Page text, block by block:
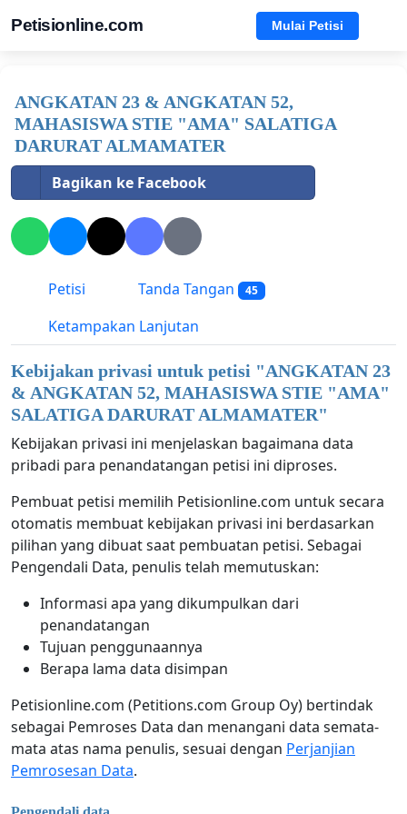
Petisionline.com Mulai Petisi
ANGKATAN 23 & ANGKATAN 52,
MAHASISWA STIE "AMA" SALATIGA
DARURAT ALMAMATER
Bagikan ke Facebook
Petisi Tanda Tangan 45
Ketampakan Lanjutan
Kebijakan privasi untuk petisi "ANGKATAN 23
& ANGKATAN 52, MAHASISWA STIE "AMA"
SALATIGA DARURAT ALMAMATER"
Kebijakan privasi ini menjelaskan bagaimana data
pribadi para penandatangan petisi ini diproses.
Pembuat petisi memilih Petisionline.com untuk secara
otomatis membuat kebijakan privasi ini berdasarkan
pilihan yang dibuat saat pembuatan petisi. Sebagai
Pengendali Data, penulis telah memutuskan:
Informasi apa yang dikumpulkan dari
penandatangan
Tujuan penggunaannya
Berapa lama data disimpan
Petisionline.com (Petitions.com Group Oy) bertindak
sebagai Pemroses Data dan menangani data semata-
mata atas nama penulis, sesuai dengan Perjanjian
Pemrosesan Data.